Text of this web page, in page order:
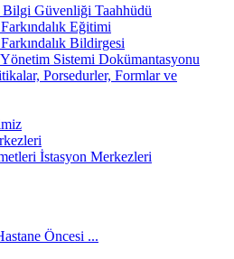
Güvenliği Taahhüdü
Eğitimi
Bildirgesi
Sistemi Dokümantasyonu
Porsedurler, Formlar ve
İstasyon Merkezleri
Öncesi ...